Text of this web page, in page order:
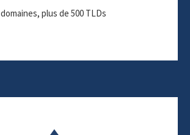
domaines, plus de 500 TLDs